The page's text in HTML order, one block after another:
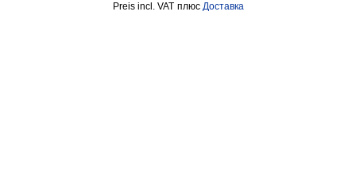
incl. VAT плюс Доставка